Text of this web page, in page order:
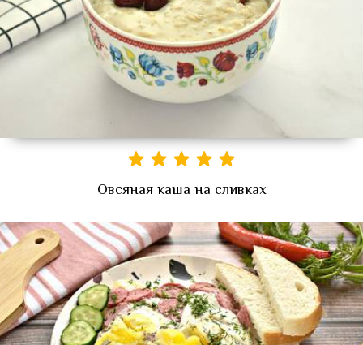
Овсяная каша на сливках